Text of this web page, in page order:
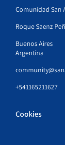
Comunidad San
Roque Saenz
Buenos Aires
Argentina
+541165211627
Cookies